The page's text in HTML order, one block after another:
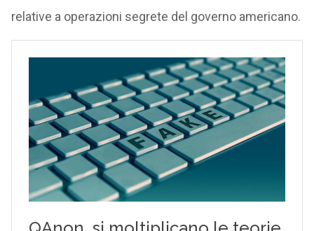
relative a operazioni segrete del governo americano.